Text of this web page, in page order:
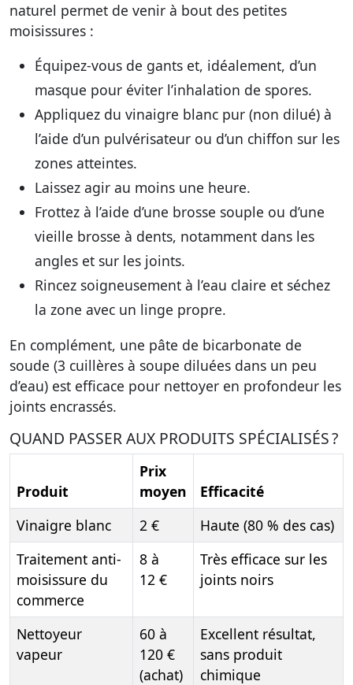
naturel permet de venir à bout des petites
moisissures :
Équipez-vous de gants et, idéalement, d’un
masque pour éviter l’inhalation de spores.
Appliquez du vinaigre blanc pur (non dilué) à
l’aide d’un pulvérisateur ou d’un chiffon sur les
zones atteintes.
Laissez agir au moins une heure.
Frottez à l’aide d’une brosse souple ou d’une
vieille brosse à dents, notamment dans les
angles et sur les joints.
Rincez soigneusement à l’eau claire et séchez
la zone avec un linge propre.
En complément, une pâte de bicarbonate de
soude (3 cuillères à soupe diluées dans un peu
d’eau) est efficace pour nettoyer en profondeur les
joints encrassés.
QUAND PASSER AUX PRODUITS SPÉCIALISÉS ?
Produit
Prix
moyen
Efficacité
Vinaigre blanc
2 €
Haute (80 % des cas)
Traitement anti-
moisissure du
commerce
8 à
12 €
Très efficace sur les
joints noirs
Nettoyeur
vapeur
60 à
120 €
(achat)
Excellent résultat,
sans produit
chimique